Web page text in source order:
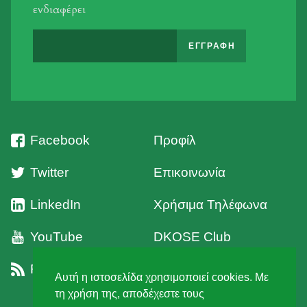
Αυτή η ιστοσελίδα χρησιμοποιεί cookies. Με
τη χρήση της, αποδέχεστε τους
ενδιαφέρει
Facebook
Twitter
LinkedIn
YouTube
RSS
Προφίλ
Επικοινωνία
Χρήσιμα Τηλέφωνα
DKOSE Club
Όροι Χρήσης